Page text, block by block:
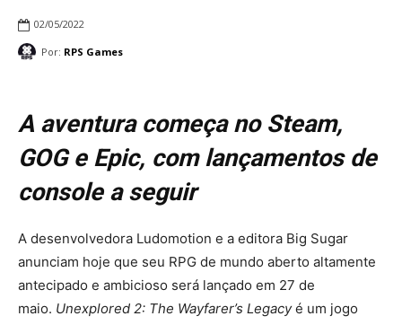
02/05/2022
Por: RPS Games
A aventura começa no Steam,
GOG e Epic, com lançamentos de
console a seguir
A desenvolvedora Ludomotion e a editora Big Sugar
anunciam hoje que seu RPG de mundo aberto altamente
antecipado e ambicioso será lançado em 27 de
maio. Unexplored 2: The Wayfarer’s Legacyé um jogo